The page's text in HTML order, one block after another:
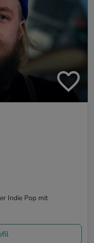
Indie Pop mit